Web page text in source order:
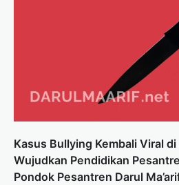
Kasus Bullying Kembali Viral
Wujudkan Pendidikan
Pondok Pesantren Darul